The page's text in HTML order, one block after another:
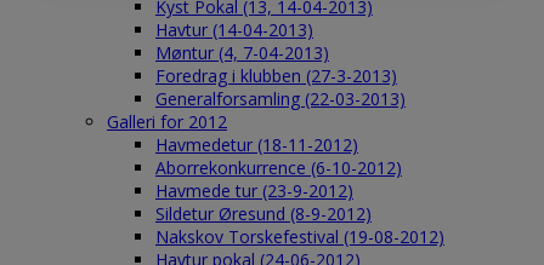
Kyst Pokal (13, 14-04-2013)
Havtur (14-04-2013)
Møntur (4, 7-04-2013)
Foredrag i klubben (27-3-2013)
Generalforsamling (22-03-2013)
Galleri for 2012
Havmedetur (18-11-2012)
Aborrekonkurrence (6-10-2012)
Havmede tur (23-9-2012)
Sildetur Øresund (8-9-2012)
Nakskov Torskefestival (19-08-2012)
Havtur pokal (24-06-2012)